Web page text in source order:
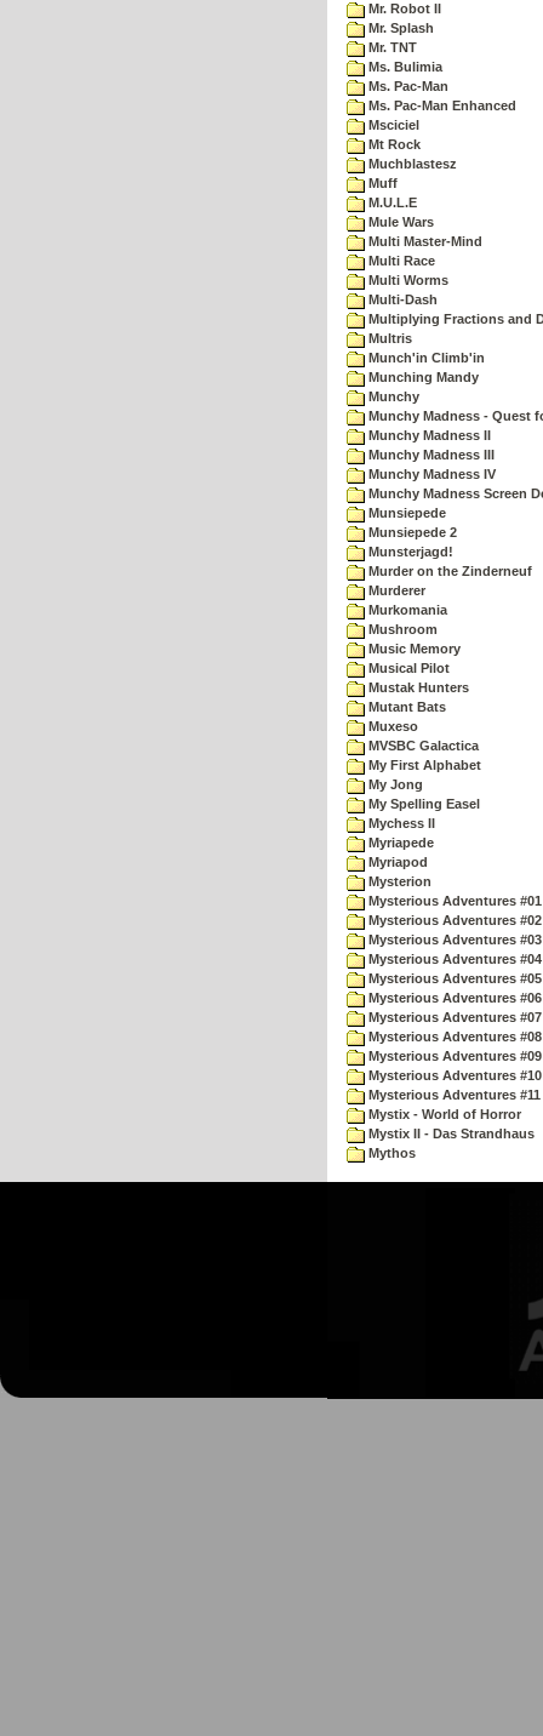
Mr. Robot II
Mr. Splash
Mr. TNT
Ms. Bulimia
Ms. Pac-Man
Ms. Pac-Man Enhanced
Msciciel
Mt Rock
Muchblastesz
Muff
M.U.L.E
Mule Wars
Multi Master-Mind
Multi Race
Multi Worms
Multi-Dash
Multiplying Fractions and
Multris
Munch'in Climb'in
Munching Mandy
Munchy
Munchy Madness - Quest
Munchy Madness II
Munchy Madness III
Munchy Madness IV
Munchy Madness Screen
Munsiepede
Munsiepede 2
Munsterjagd!
Murder on the Zinderneuf
Murderer
Murkomania
Mushroom
Music Memory
Musical Pilot
Mustak Hunters
Mutant Bats
Muxeso
MVSBC Galactica
My First Alphabet
My Jong
My Spelling Easel
Mychess II
Myriapede
Myriapod
Mysterion
Mysterious Adventures
Mysterious Adventures
Mysterious Adventures
Mysterious Adventures
Mysterious Adventures
Mysterious Adventures
Mysterious Adventures
Mysterious Adventures
Mysterious Adventures
Mysterious Adventures
Mysterious Adventures
Mystix - World of Horror
Mystix II - Das Strandhaus
Mythos